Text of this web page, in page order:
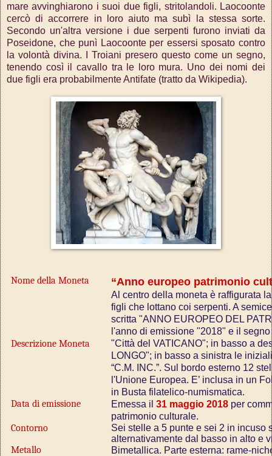
mare avvinghiarono i suoi due figli, stritolandoli. Laocoonte
cercò di accorrere in loro aiuto ma subì la stessa sorte.
Secondo un'altra versione i due serpenti furono inviati da
Poseidone, che punì Laocoonte per essersi sposato contro
la volontà divina. I Troiani presero questo come un segno,
tenendo così il cavallo tra le loro mura. Uno dei nomi dei
due figli era probabilmente Antifate (tratto da Wikipedia).
Nome della Moneta “Anno europeo patrimonio
Descrizione Moneta
Al centro della moneta è raffigurata
figli che lottano coi serpenti. A
scritta "ANNO EUROPEO DEL
l'anno di emissione "2018" e il
"Città del VATICANO"; in basso a
LONGO"; in basso a sinistra le
“C.M. INC.”. Sul bordo esterno 12
l'Unione Europea. E’ inclusa in un
in Busta filatelico-numismatica.
Data di emissione Emessa il31 maggio 2018 per
patrimonio culturale.
Contorno
Sei stelle a 5 punte e sei 2 in incuso
alternativamente dal basso in alto e
Metallo
Bimetallica. Parte esterna: rame-